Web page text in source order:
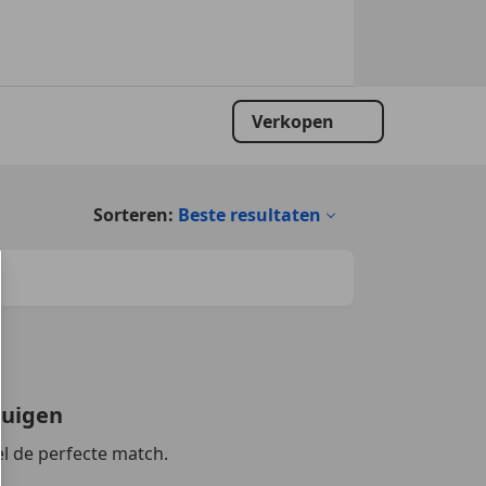
Verkopen
Sorteren: Beste resultaten
de perfecte match.